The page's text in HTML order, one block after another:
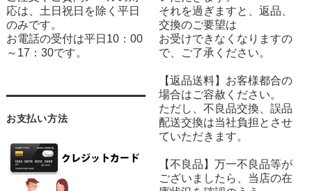
応は、土日祝日を除く平日
のみです。
お電話の受付は平日10：00
～17：30です。
お支払い方法
それを過ぎますと、返品、
交換のご要望は
お受けできなくなりますの
で、ご了承ください。
【返品送料】お客様都合の
場合はご容赦ください。
ただし、不良品交換、誤品
配送交換は当社負担とさせ
ていただきます。
【不良品】万一不良品等が
ございましたら、当店の在